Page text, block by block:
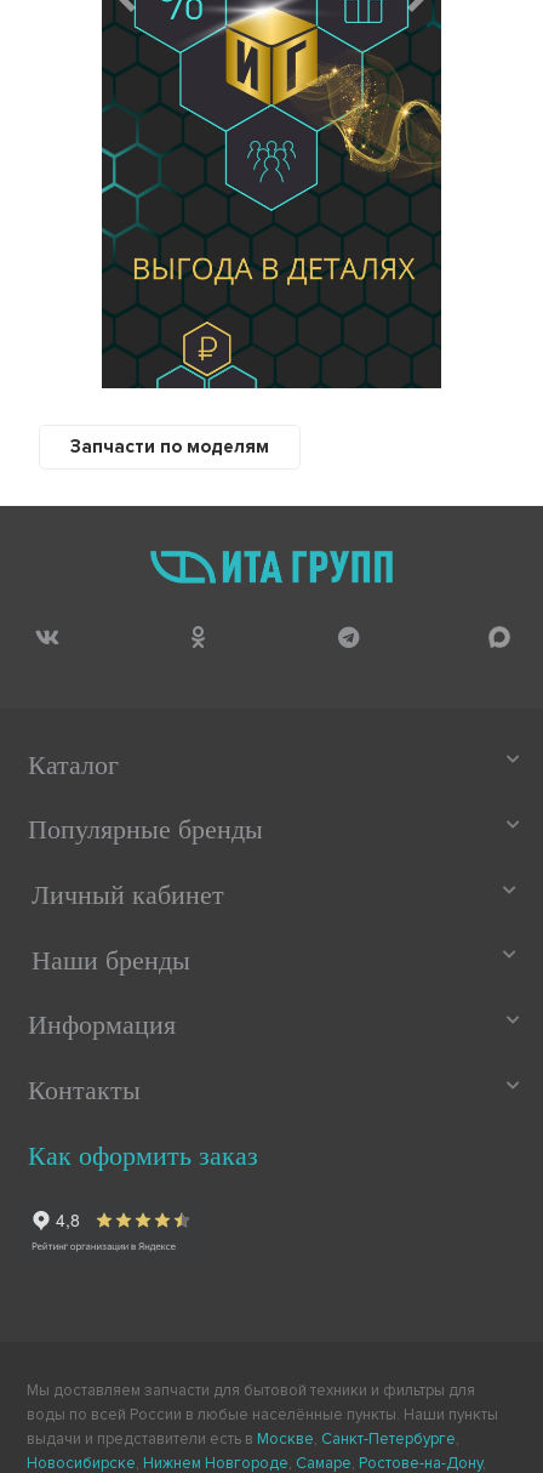
Предыдущий Следующий
Запчасти по моделям
Каталог
Популярные бренды
Личный кабинет
Наши бренды
Информация
Контакты
Как оформить заказ
Мы доставляем запчасти для бытовой техники и фильтры для
воды по всей России в любые населённые пункты. Наши пункты
выдачи и представители есть в Москве, Санкт-Петербурге,
Новосибирске, Нижнем Новгороде, Самаре, Ростове-на-Дону,